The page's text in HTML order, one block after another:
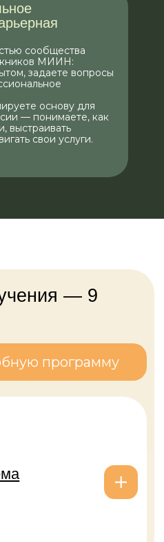
сообщества
МИИН:
задаете вопросы
основу для
— понимаете, как
выстраивать
свои услуги.
системы для
вен